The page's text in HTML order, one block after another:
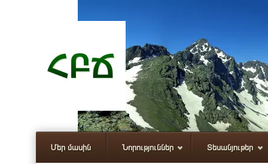
Մեր մասին Նորություններ Տեսանյութեր